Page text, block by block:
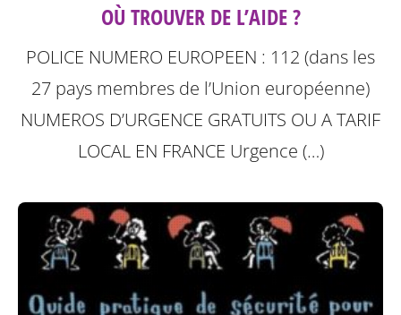
OÙ TROUVER DE L’AIDE ?
POLICE NUMERO EUROPEEN : 112 (dans les
27 pays membres de l’Union européenne)
NUMEROS D’URGENCE GRATUITS OU A TARIF
LOCAL EN FRANCE Urgence (…)